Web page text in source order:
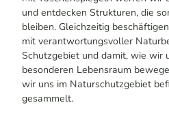
und entdecken Strukturen, die
bleiben. Gleichzeitig
mit verantwortungsvoller
Schutzgebiet und damit, wie wir
besonderen Lebensraum
wir uns im Naturschutzgebiet
gesammelt.